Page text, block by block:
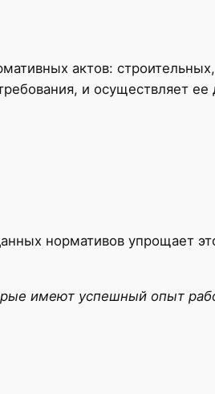
актов:
и осуществляет ее
нормативов упрощает
имеют успешный опыт